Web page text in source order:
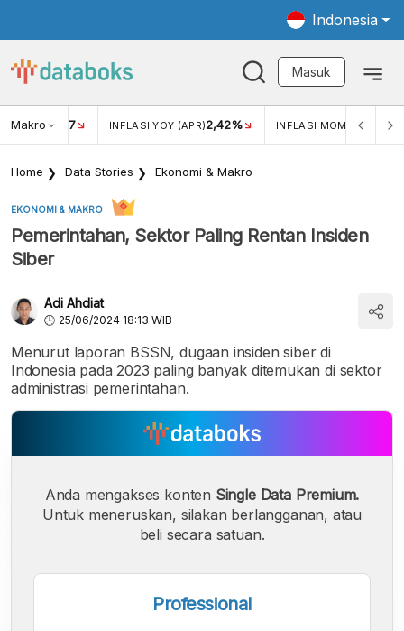
Indonesia
Masuk
Makro
USD/IDR 17 INFLASI YOY (APR)2,42% INFLASI MOM (MAR)
Home Data Stories Ekonomi & Makro
EKONOMI & MAKRO
Pemerintahan, Sektor Paling Rentan Insiden
Siber
Adi Ahdiat
25/06/2024 18:13 WIB
Menurut laporan BSSN, dugaan insiden siber di
Indonesia pada 2023 paling banyak ditemukan di sektor
administrasi pemerintahan.
Anda mengakses konten Single Data Premium.
Untuk meneruskan, silakan berlangganan, atau
beli secara satuan.
Professional